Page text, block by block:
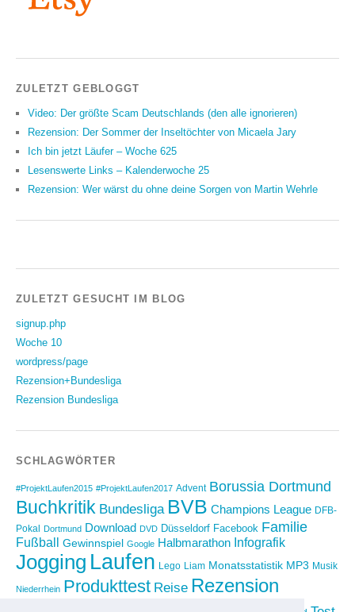
ZULETZT GEBLOGGT
Video: Der größte Scam Deutschlands (den alle ignorieren)
Rezension: Der Sommer der Inseltöchter von Micaela Jary
Ich bin jetzt Läufer – Woche 625
Lesenswerte Links – Kalenderwoche 25
Rezension: Wer wärst du ohne deine Sorgen von Martin Wehrle
ZULETZT GESUCHT IM BLOG
signup.php
Woche 10
wordpress/page
Rezension+Bundesliga
Rezension Bundesliga
SCHLAGWÖRTER
#ProjektLaufen2015 #ProjektLaufen2017 Advent Borussia Dortmund
Buchkritik Bundesliga BVB Champions League DFB-
Pokal
Dortmund Download DVD Düsseldorf Facebook Familie
Fußball Gewinnspiel Google Halbmarathon Infografik
Jogging Laufen Lego Liam Monatsstatistik MP3 Musik
Niederrhein Produkttest Reise Rezension